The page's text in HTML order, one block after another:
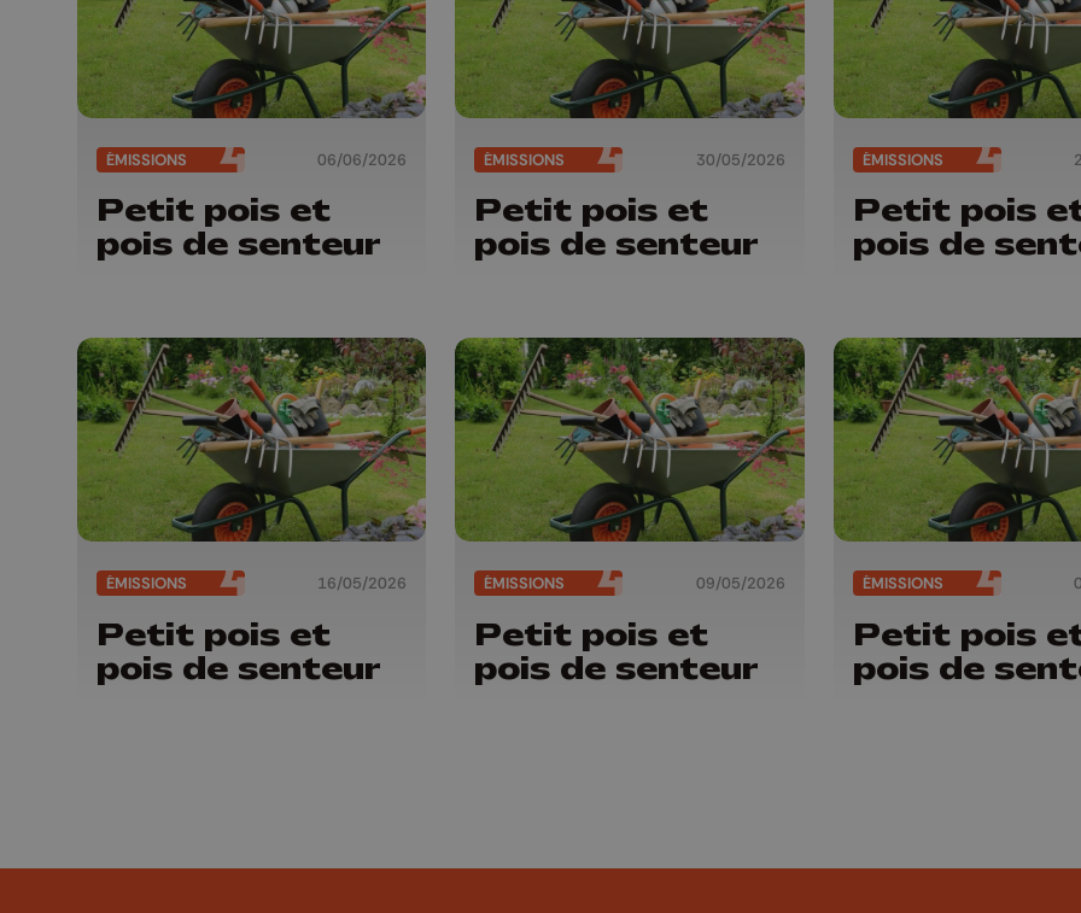
ÉMISSIONS 06/06/2026
Petit pois et
pois de senteur
ÉMISSIONS 30/05/2026
Petit pois et
pois de senteur
ÉMISSIONS
Petit pois
pois de
ÉMISSIONS 16/05/2026
Petit pois et
pois de senteur
ÉMISSIONS 09/05/2026
Petit pois et
pois de senteur
ÉMISSIONS
Petit pois
pois de